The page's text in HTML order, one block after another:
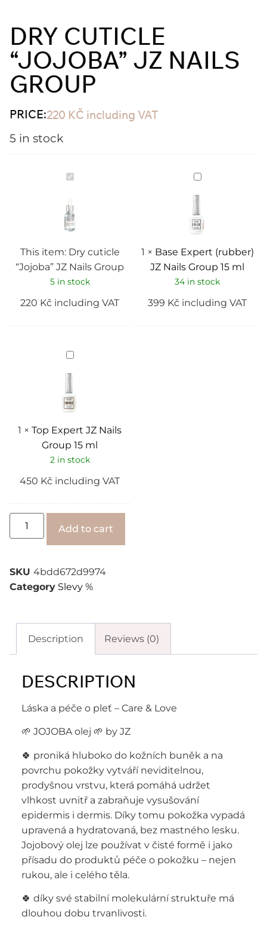
DRY CUTICLE
“JOJOBA” JZ NAILS
GROUP
PRICE:220 KČ including VAT
5 in stock
Dry
cuticle
JZ
Nails
Group
This item: Dry cuticle
“Jojoba” JZ Nails Group
5 in stock
220 Kč including VAT
Base
Expert
(rubber)
JZ
Nails
Group
15
1 × Base Expert (rubber)
JZ Nails Group 15 ml
34 in stock
399 Kč including VAT
Top
Expert
JZ
Nails
Group
15
ml
1 × Top Expert JZ Nails
Group 15 ml
2 in stock
450 Kč including VAT
Add to cart
SKU 4bdd672d9974
Category Slevy %
Description Reviews (0)
DESCRIPTION
Láska a péče o pleť – Care & Love
🌱 JOJOBA olej 🌱 by JZ
🍀 proniká hluboko do kožních buněk a na
povrchu pokožky vytváří neviditelnou,
prodyšnou vrstvu, která pomáhá udržet
vlhkost uvnitř a zabraňuje vysušování
epidermis i dermis. Díky tomu pokožka vypadá
upravená a hydratovaná, bez mastného lesku.
Jojobový olej lze používat v čisté formě i jako
přísadu do produktů péče o pokožku – nejen
rukou, ale i celého těla.
🍀 díky své stabilní molekulární struktuře má
dlouhou dobu trvanlivosti.